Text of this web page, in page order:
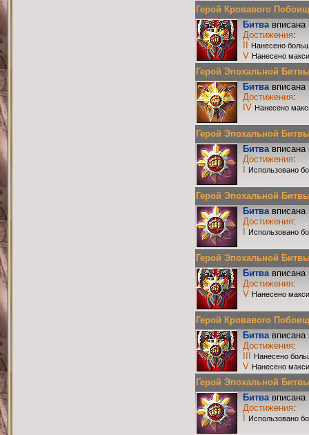
Герой Кровавого
Битвавписана
Достижения:
Нанесено
V Нанесено
Герой Эпохальной
Битвавписана
Достижения:
IV Нанесено
Герой Эпохальной
Битвавписана
Достижения:
Использовано
Герой Эпохальной
Битвавписана
Достижения:
Использовано
Герой Эпохальной
Битвавписана
Достижения:
V Нанесено
Герой Кровавого
Битвавписана
Достижения:
Нанесено
V Нанесено
Герой Эпохальной
Битвавписана
Достижения:
Использовано